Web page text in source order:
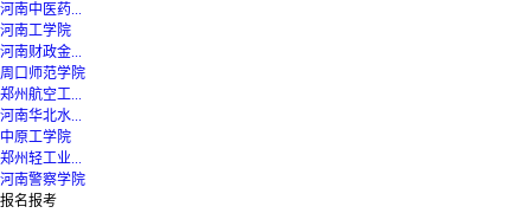
河南中医药...
河南工学院
河南财政金...
周口师范学院
郑州航空工...
河南华北水...
中原工学院
郑州轻工业...
河南警察学院
报名报考